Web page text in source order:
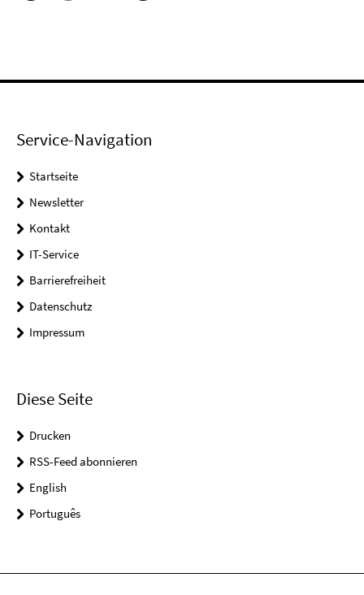
Service-Navigation
Startseite
Newsletter
Kontakt
IT-Service
Barrierefreiheit
Datenschutz
Impressum
Diese Seite
Drucken
RSS-Feed abonnieren
English
Português